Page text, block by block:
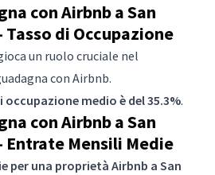
con Airbnb a San
Tasso di Occupazione
un ruolo cruciale nel
con Airbnb.
occupazione medio è del 35.3%.
con Airbnb a San
Entrate Mensili Medie
per una proprietà Airbnb a San